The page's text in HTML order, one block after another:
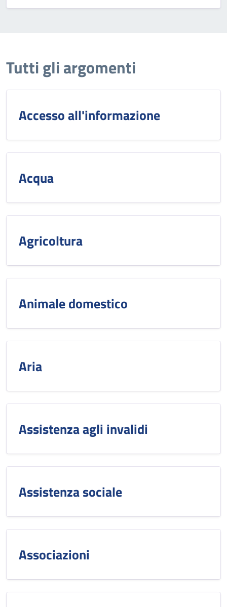
Tutti gli argomenti
Accesso all'informazione
Acqua
Agricoltura
Animale domestico
Aria
Assistenza agli invalidi
Assistenza sociale
Associazioni